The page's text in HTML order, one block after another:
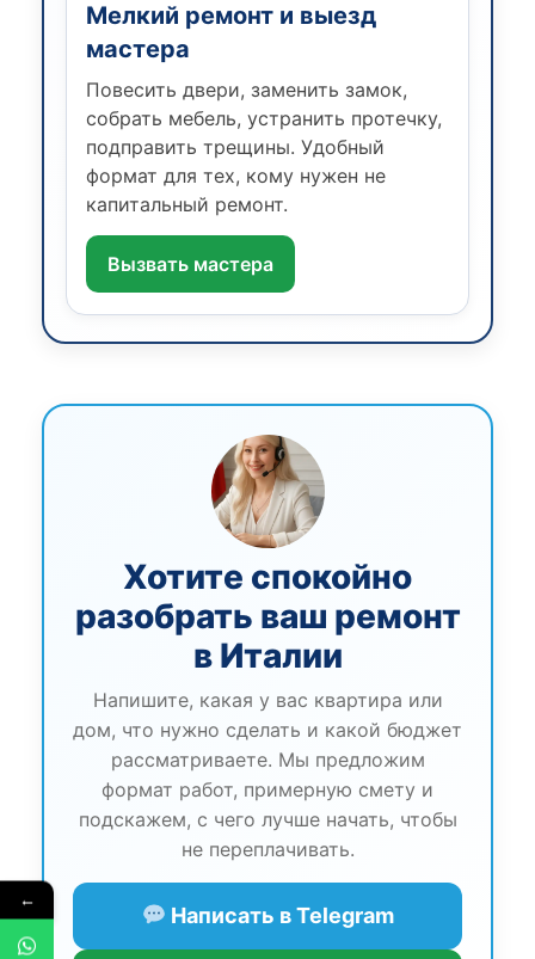
Мелкий ремонт и выезд
мастера
Повесить двери, заменить замок,
собрать мебель, устранить протечку,
подправить трещины. Удобный
формат для тех, кому нужен не
капитальный ремонт.
Вызвать мастера
Хотите спокойно
разобрать ваш ремонт
в Италии
Напишите, какая у вас квартира или
дом, что нужно сделать и какой бюджет
рассматриваете. Мы предложим
формат работ, примерную смету и
подскажем, с чего лучше начать, чтобы
не переплачивать.
Написать в Telegram
←